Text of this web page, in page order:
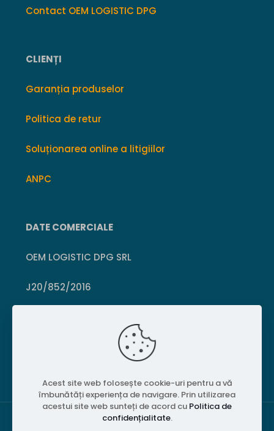
Contact OEM LOGISTIC DPG
CLIENȚI
Garanția produselor
Politica de retur
Soluționarea online a litigiilor
ANPC
DATE COMERCIALE
OEM LOGISTIC DPG SRL
J20/852/2016
Crișcior, Hunedoara
Acest site web folosește cookie-uri pentru a vă
îmbunătăți experiența de navigare. Prin utilizarea
acestui site web sunteți de acord cu Politica de
confidențialitate.